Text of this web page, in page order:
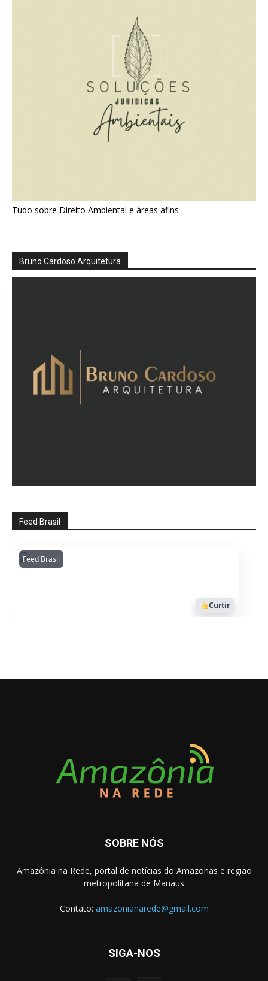
Tudo sobre Direito Ambiental e áreas afins
Bruno Cardoso Arquitetura
Feed Brasil
Feed BrasilAmazonianarede
1053
Curtir
SOBRE NÓS
Amazônia na Rede, portal de notícias do Amazonas e região
metropolitana de Manaus
Contato: amazonianarede@gmail.com
SIGA-NOS